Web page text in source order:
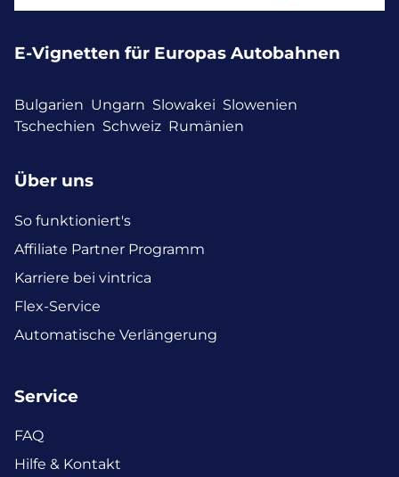
E-Vignetten für Europas Autobahnen
Bulgarien Ungarn Slowakei Slowenien
Tschechien Schweiz Rumänien
Über uns
So funktioniert's
Affiliate Partner Programm
Karriere bei vintrica
Flex-Service
Automatische Verlängerung
Service
FAQ
Hilfe & Kontakt